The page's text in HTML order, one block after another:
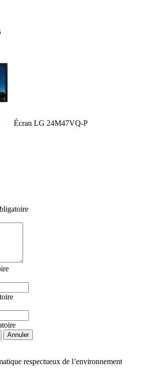
Écran LG 24M47VQ-P
Annuler
respectueux de l’environnement